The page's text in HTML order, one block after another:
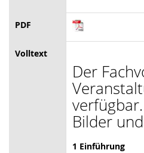
PDF
Volltext
Der
Bilder
1 Einführung